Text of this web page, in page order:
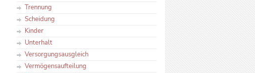
Trennung
Scheidung
Kinder
Unterhalt
Versorgungsausgleich
Vermögensaufteilung